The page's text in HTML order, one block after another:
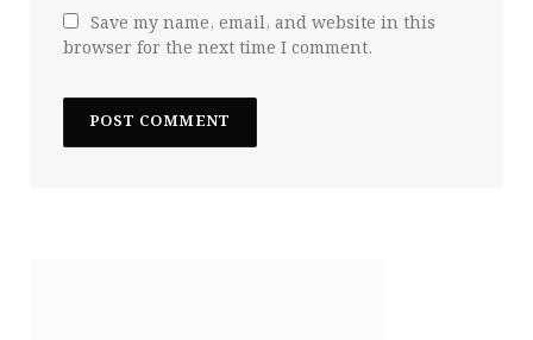
Save my name, email, and website in this
browser for the next time I comment.